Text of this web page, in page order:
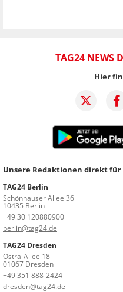
TAG24 NEWS
Hier
Unsere Redaktionen direkt für
TAG24 Berlin
Schönhauser Allee 36
10435 Berlin
+49 30 120880900
berlin@tag24.de
TAG24 Dresden
Ostra-Allee 18
01067 Dresden
+49 351 888-2424
dresden@tag24.de